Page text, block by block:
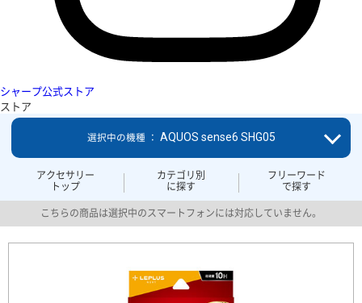
シャープ公式ストア
ストア
アクセサリー
トップ
カテゴリ別
に探す
フリーワード
で探す
選択中の機種 ： AQUOS sense6 SHG05
こちらの商品は選択中のスマートフォンには対応していません。